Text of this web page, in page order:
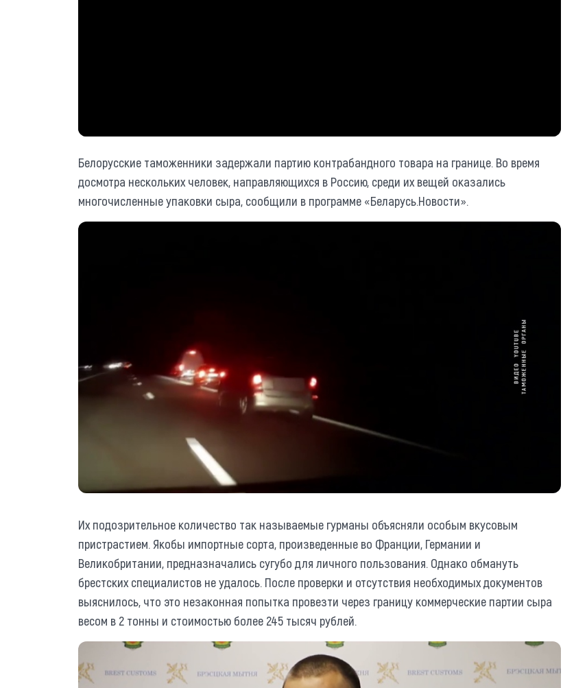
Белорусские таможенники задержали партию контрабандного товара на границе. Во время
досмотра нескольких человек, направляющихся в Россию, среди их вещей оказались
многочисленные упаковки сыра, сообщили в программе «Беларусь.Новости».
Их подозрительное количество так называемые гурманы объясняли особым вкусовым
пристрастием. Якобы импортные сорта, произведенные во Франции, Германии и
Великобритании, предназначались сугубо для личного пользования. Однако обмануть
брестских специалистов не удалось. После проверки и отсутствия необходимых документов
выяснилось, что это незаконная попытка провезти через границу коммерческие партии сыра
весом в 2 тонны и стоимостью более 245 тысяч рублей.